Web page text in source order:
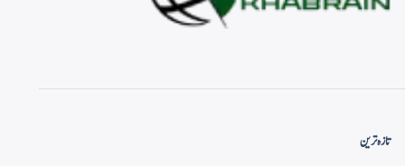
تازہ ترین